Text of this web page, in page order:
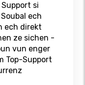
si
ech
ech direkt
ze sichen -
vun enger
Top-Support